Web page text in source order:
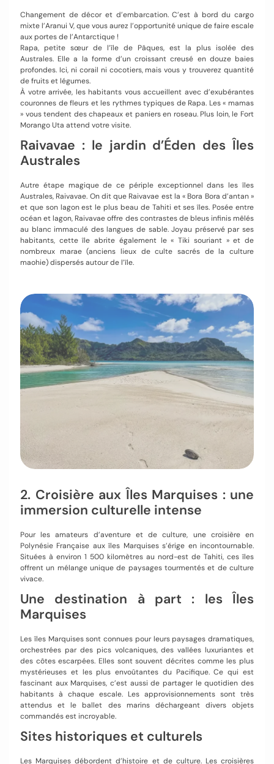
Changement de décor et d’embarcation. C’est à bord du cargo
mixte l’Aranui V, que vous aurez l’opportunité unique de faire escale
aux portes de l’Antarctique !
Rapa, petite sœur de l’île de Pâques, est la plus isolée des
Australes. Elle a la forme d’un croissant creusé en douze baies
profondes. Ici, ni corail ni cocotiers, mais vous y trouverez quantité
de fruits et légumes.
À votre arrivée, les habitants vous accueillent avec d’exubérantes
couronnes de fleurs et les rythmes typiques de Rapa. Les « mamas
» vous tendent des chapeaux et paniers en roseau. Plus loin, le Fort
Morango Uta attend votre visite.
Raivavae : le jardin d’Éden des Îles
Australes
Autre étape magique de ce périple exceptionnel dans les îles
Australes, Raivavae. On dit que Raivavae est la « Bora Bora d’antan »
et que son lagon est le plus beau de Tahiti et ses îles. Posée entre
océan et lagon, Raivavae offre des contrastes de bleus infinis mêlés
au blanc immaculé des langues de sable. Joyau préservé par ses
habitants, cette île abrite également le « Tiki souriant » et de
nombreux marae (anciens lieux de culte sacrés de la culture
maohie) dispersés autour de l’île.
2. Croisière aux Îles Marquises : une
immersion culturelle intense
Pour les amateurs d’aventure et de culture, une croisière en
Polynésie Française aux îles Marquises s’érige en incontournable.
Situées à environ 1 500 kilomètres au nord-est de Tahiti, ces îles
offrent un mélange unique de paysages tourmentés et de culture
vivace.
Une destination à part : les Îles
Marquises
Les îles Marquises sont connues pour leurs paysages dramatiques,
orchestrées par des pics volcaniques, des vallées luxuriantes et
des côtes escarpées. Elles sont souvent décrites comme les plus
mystérieuses et les plus envoûtantes du Pacifique. Ce qui est
fascinant aux Marquises, c’est aussi de partager le quotidien des
habitants à chaque escale. Les approvisionnements sont très
attendus et le ballet des marins déchargeant divers objets
commandés est incroyable.
Sites historiques et culturels
Les Marquises débordent d’histoire et de culture. Les croisières